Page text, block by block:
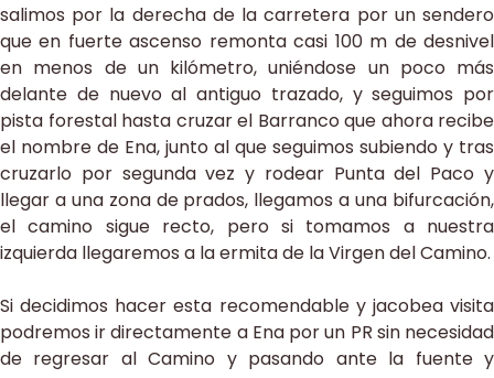
salimos por la derecha de la carretera por un sendero
que en fuerte ascenso remonta casi 100 m de desnivel
en menos de un kilómetro, uniéndose un poco más
delante de nuevo al antiguo trazado, y seguimos por
pista forestal hasta cruzar el Barranco que ahora recibe
el nombre de Ena, junto al que seguimos subiendo y tras
cruzarlo por segunda vez y rodear Punta del Paco y
llegar a una zona de prados, llegamos a una bifurcación,
el camino sigue recto, pero si tomamos a nuestra
izquierda llegaremos a la ermita de la Virgen del Camino.
Si decidimos hacer esta recomendable y jacobea visita
podremos ir directamente a Ena por un PR sin necesidad
de regresar al Camino y pasando ante la fuente y